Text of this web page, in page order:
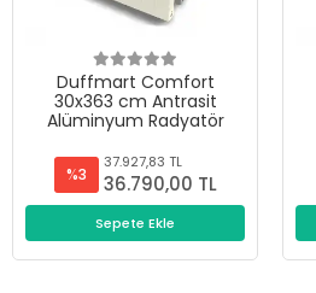
Duffmart Comfort
30x363 cm Antrasit
Alüminyum Radyatör
%3
37.927,83 TL
36.790,00 TL
Sepete Ekle